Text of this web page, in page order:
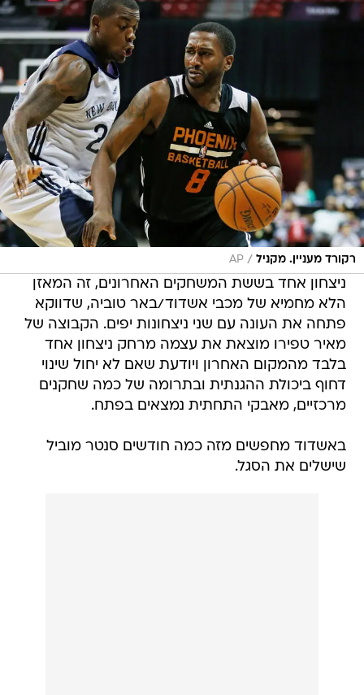
רקורד מעניין. מקניל /
AP
ניצחון אחד בששת המשחקים האחרונים, זה המאזן
הלא מחמיא של מכבי אשדוד/באר טוביה, שדווקא
פתחה את העונה עם שני ניצחונות יפים. הקבוצה של
מאיר טפירו מוצאת את עצמה מרחק ניצחון אחד
בלבד מהמקום האחרון ויודעת שאם לא יחול שינוי
דחוף ביכולת ההגנתית ובתרומה של כמה שחקנים
מרכזיים, מאבקי התחתית נמצאים בפתח.
באשדוד מחפשים מזה כמה חודשים סנטר מוביל
שישלים את הסגל.